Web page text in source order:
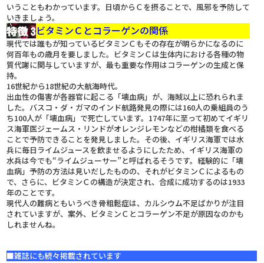
いうこともわかっています。日頃からＣを摂ることで、風邪を予防して
いきましょう。
ビタミンＣとコラーゲンの関係
現代では誰もが知っているビタミンＣもその存在が明らかになるのに
何百年もの歳月を要しました。ビタミンＣは生体内における各種の物
質代謝に関与していますが、最も重要な作用はコラーゲンの生成と保
持。
16世紀から18世紀の大航海時代。
出血性の傷害が各器官に起こる「壊血病」が、海賊以上に恐れられま
した。バスコ・ダ・ガマのインド航路発見の際には160人の乗組員のう
ち100人が「壊血病」で死亡しています。1747年に至って初めてイギリ
ス海軍医ジェームス・リンドがオレンジレモンなどの柑橘類を食べる
ことで予防できることを発見しました。その後、イギリス海軍では水
兵に毎日ライムジュースを飲ませるようにしたため、イギリス海軍の
水兵は今でも“ライムジューサー”と呼ばれるそうです。経験的に「壊
血病」予防の方法は見いだしたものの、それがビタミンＣによるもの
で、さらに、ビタミンＣの構造が決定され、合成に成功するのは1933
年のことです。
現代人の難病ともいうべき骨粗鬆症は、カルシウム不足ばかりが注目
されていますが、案外、ビタミンＣとコラーゲン不足が原因なのかも
しれませんね。
■雑誌にも続々掲載されています